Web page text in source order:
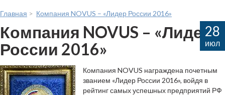
Главная > Компания NOVUS – «Лидер России 2016»
Компания NOVUS – «Лидер
России 2016»
Компания NOVUS награждена почетным
званием «Лидер России 2016», войдя в
рейтинг самых успешных предприятий РФ
28
июл